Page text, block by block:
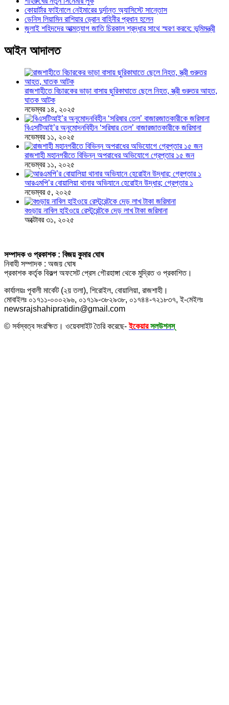
কোয়ার্টার ফাইনালে নেইমারের দুর্দান্ত অ্যাসিস্টে সান্তোস
ডেনিস লিয়ামিন রাশিয়ার ড্রোন বাহিনীর প্রধান হলেন
জুলাই শহিদদের আত্মত্যাগ জাতি চিরকাল শ্রদ্ধার সাথে স্মরণ করবে: ভূমিমন্ত্রী
আইন আদালত
রাজশাহীতে বিচারকের ভাড়া বাসায় ছুরিকাঘাতে ছেলে নিহত, স্ত্রী গুরুতর আহত,
ঘাতক আটক
নভেম্বর ১৪, ২০২৫
বিএসটিআই’র অনুমোদনবিহীন ‘সরিষার তেল’ বাজারজাতকারীকে জরিমানা
নভেম্বর ১১, ২০২৫
রাজশাহী মহানগরীতে বিভিন্ন অপরাধের অভিযোগে গ্রেপ্তার ১৫ জন
নভেম্বর ১১, ২০২৫
আরএমপি’র বোয়ালিয়া থানার অভিযানে হেরোইন উদ্ধার; গ্রেপ্তার ১
নভেম্বর ৫, ২০২৫
বগুড়ায় নাবিল হাইওয়ে রেস্টুরেন্টকে দেড় লাখ টাকা জরিমানা
অক্টোবর ৩১, ২০২৫
সম্পাদক ও প্রকাশক : বিজয় কুমার ঘোষ
নিবাহী সম্পাদক : অজয় ঘোষ
প্রকাশক কর্তৃক বিকল্প অফসেট প্রেস গৌরহাঙ্গা থেকে মুদ্রিত ও প্রকাশিত।
কার্যালয়ঃ পূবালী মার্কেট (২য় তলা), শিরোইল, বোয়ালিয়া, রাজশাহী।
মোবাইলঃ ০১৭১১-০০০২৯৬, ০১৭১৯-৩৮২৯৩৮, ০১৭৪৪-৭২১৮৩৭, ই-মেইলঃ
newsrajshahipratidin@gmail.com
© সর্বস্বত্ব সংরক্ষিত। ওয়েবসাইট তৈরি করেছে-ইকেয়ার সলউশনস্